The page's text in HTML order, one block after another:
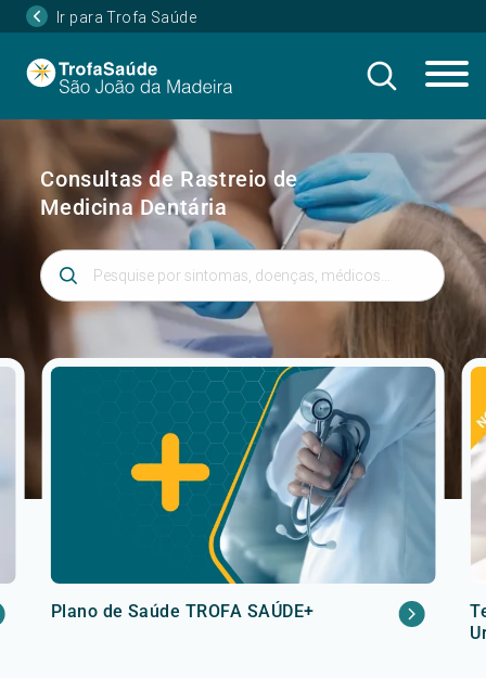
Ir para Trofa Saúde
Consultas de Rastreio de
Medicina Dentária
Introduza 3 ou mais caracteres
Plano de Saúde TROFA SAÚDE+